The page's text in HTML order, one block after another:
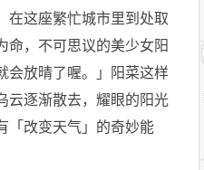
在这座繁忙城市里到处取
命，不可思议的美少女阳
会放晴了喔。」阳菜这样
云逐渐散去，耀眼的阳光
改变天气」的奇妙能